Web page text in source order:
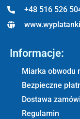
+48 516 526
Informacje:
Miarka obwodu
Bezpieczne
Dostawa
Regulamin